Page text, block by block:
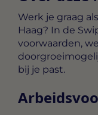
Werk je graag
Haag? In de
voorwaarden,
bij je past.